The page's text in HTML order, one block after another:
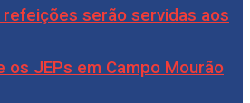
serão servidas aos
os JEPs em Campo Mourão